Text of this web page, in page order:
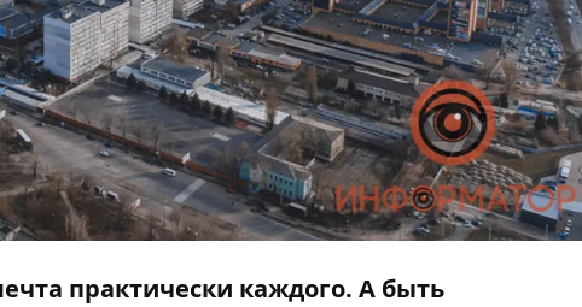
практически каждого. А быть